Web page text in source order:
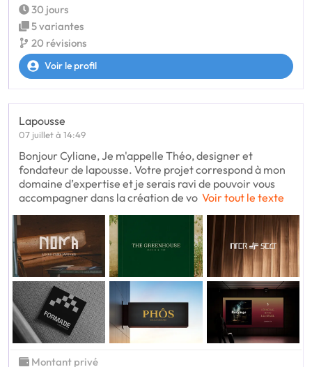
30 jours
5 variantes
20 révisions
Voir le profil
Lapousse
07 juillet à 14:49
Bonjour Cyliane, Je m'appelle Théo, designer et
fondateur de lapousse. Votre projet correspond à mon
domaine d’expertise et je serais ravi de pouvoir vous
accompagner dans la création de vo Voir tout le texte
Montant privé